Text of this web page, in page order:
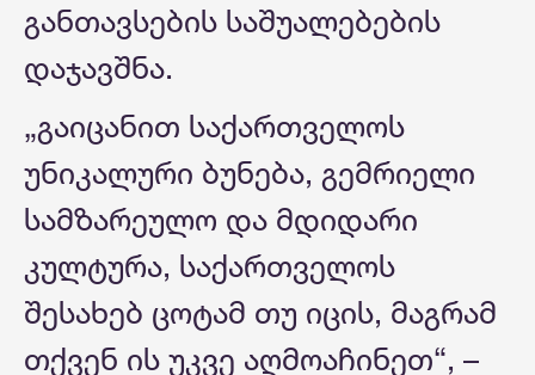
განთავსების საშუალებების
დაჯავშნა.
„გაიცანით საქართველოს
უნიკალური ბუნება, გემრიელი
სამზარეულო და მდიდარი
კულტურა, საქართველოს
შესახებ ცოტამ თუ იცის, მაგრამ
თქვენ ის უკვე აღმოაჩინეთ“, –